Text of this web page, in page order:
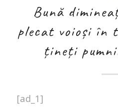
Bună
plecat voioși în
țineți
[ad_1]